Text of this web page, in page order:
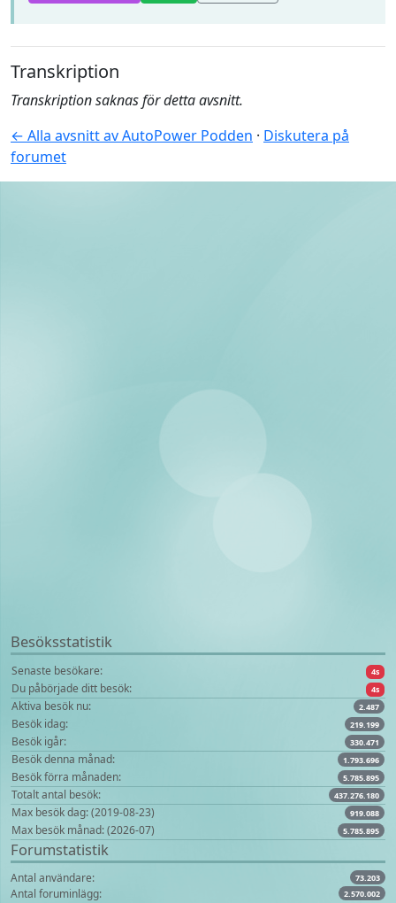
Transkription
Transkription saknas för detta avsnitt.
← Alla avsnitt av AutoPower Podden · Diskutera på
forumet
Besöksstatistik
Senaste besökare: 4s
Du påbörjade ditt besök: 4s
Aktiva besök nu: 2.487
Besök idag: 219.199
Besök igår: 330.471
Besök denna månad: 1.793.696
Besök förra månaden: 5.785.895
Totalt antal besök: 437.276.180
Max besök dag: (2019-08-23) 919.088
Max besök månad: (2026-07) 5.785.895
Forumstatistik
Antal användare: 73.203
Antal foruminlägg: 2.570.002